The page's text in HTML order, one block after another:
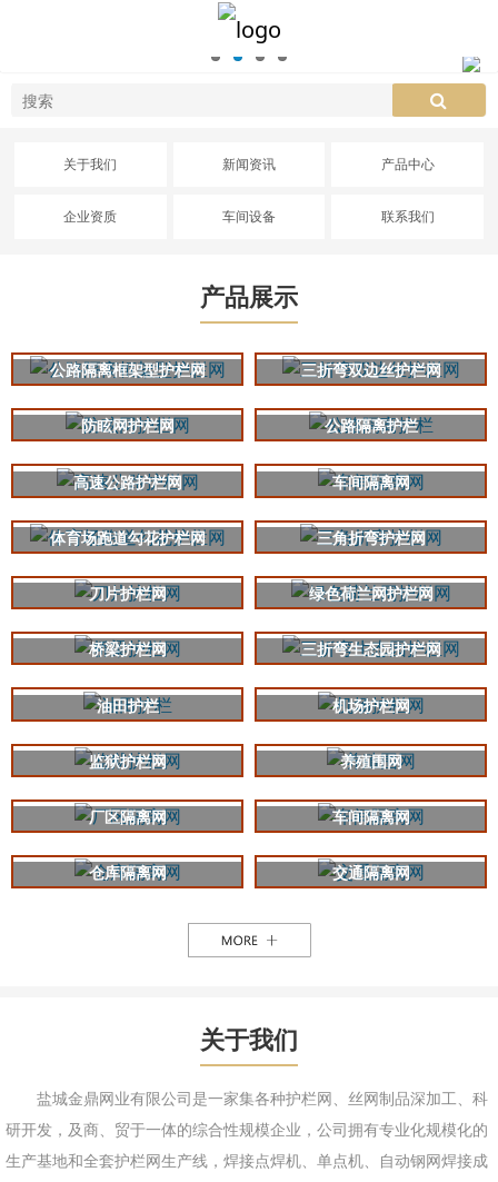
关于我们 新闻资讯 产品中心
企业资质 车间设备 联系我们
产品展示
公路隔离框架型护栏网 三折弯双边丝护栏网
防眩网护栏网 公路隔离护栏
高速公路护栏网 车间隔离网
体育场跑道勾花护栏网 三角折弯护栏网
刀片护栏网 绿色荷兰网护栏网
桥梁护栏网 三折弯生态园护栏网
油田护栏 机场护栏网
监狱护栏网 养殖围网
厂区隔离网 车间隔离网
仓库隔离网 交通隔离网
关于我们
盐城金鼎网业有限公司是一家集各种护栏网、丝网制品深加工、科
研开发，及商、贸于一体的综合性规模企业，公司拥有专业化规模化的
生产基地和全套护栏网生产线，焊接点焊机、单点机、自动钢网焊接成